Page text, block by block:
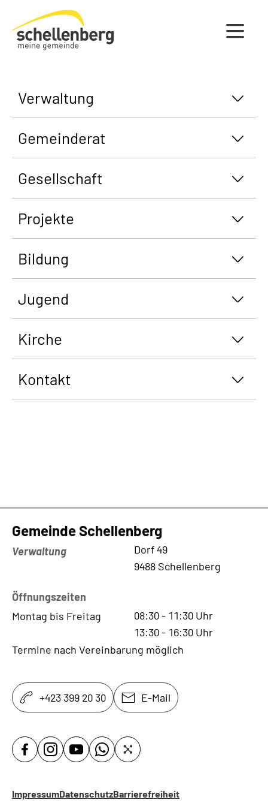
Gemeinde Schellenberg Startseite
Verwaltung
Gemeinderat
Gesellschaft
Projekte
Bildung
Jugend
Kirche
Kontakt
Gemeinde Schellenberg
Verwaltung
Dorf 49
9488 Schellenberg
Öffnungszeiten
Montag bis Freitag
08:30- 11:30 Uhr
13:30- 16:30 Uhr
Termine nach Vereinbarung möglich
+423 399 20 30 E-Mail
ImpressumDatenschutzBarrierefreiheit